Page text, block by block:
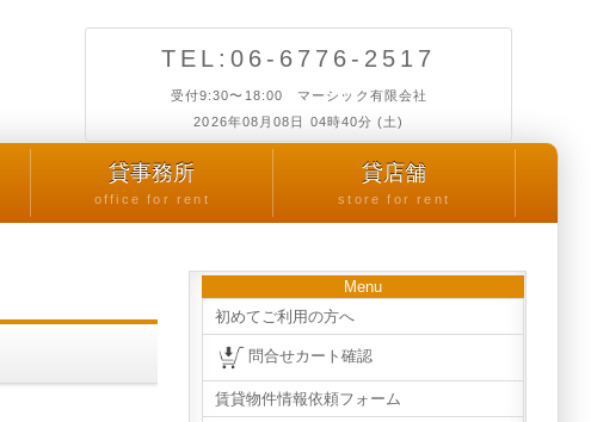
TEL:06-6776-2517
受付9:30〜18:00 マーシック有限会社
2026年08月08日 04時40分 (土)
貸事務所
office for rent
貸店舗
store for rent
Menu
初めてご利用の方へ
問合せカート確認
賃貸物件情報依頼フォーム